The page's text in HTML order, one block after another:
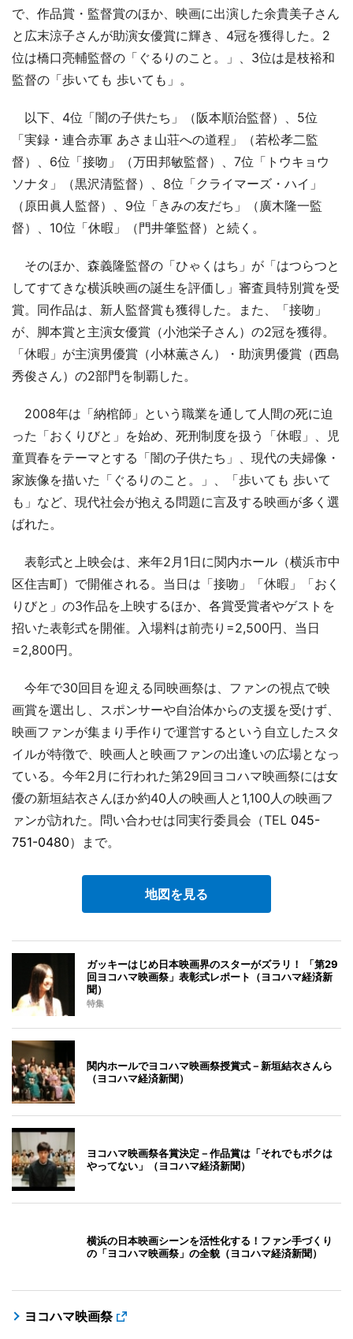
で、作品賞・監督賞のほか、映画に出演した余貴美子さん
と広末涼子さんが助演女優賞に輝き、4冠を獲得した。2
位は橋口亮輔監督の「ぐるりのこと。」、3位は是枝裕和
監督の「歩いても 歩いても」。
以下、4位「闇の子供たち」（阪本順治監督）、5位
「実録・連合赤軍 あさま山荘への道程」（若松孝二監
督）、6位「接吻」（万田邦敏監督）、7位「トウキョウ
ソナタ」（黒沢清監督）、8位「クライマーズ・ハイ」
（原田眞人監督）、9位「きみの友だち」（廣木隆一監
督）、10位「休暇」（門井肇監督）と続く。
そのほか、森義隆監督の「ひゃくはち」が「はつらつと
してすてきな横浜映画の誕生を評価し」審査員特別賞を受
賞。同作品は、新人監督賞も獲得した。また、「接吻」
が、脚本賞と主演女優賞（小池栄子さん）の2冠を獲得。
「休暇」が主演男優賞（小林薫さん）・助演男優賞（西島
秀俊さん）の2部門を制覇した。
2008年は「納棺師」という職業を通して人間の死に迫
った「おくりびと」を始め、死刑制度を扱う「休暇」、児
童買春をテーマとする「闇の子供たち」、現代の夫婦像・
家族像を描いた「ぐるりのこと。」、「歩いても 歩いて
も」など、現代社会が抱える問題に言及する映画が多く選
ばれた。
表彰式と上映会は、来年2月1日に関内ホール（横浜市中
区住吉町）で開催される。当日は「接吻」「休暇」「おく
りびと」の3作品を上映するほか、各賞受賞者やゲストを
招いた表彰式を開催。入場料は前売り=2,500円、当日
=2,800円。
今年で30回目を迎える同映画祭は、ファンの視点で映
画賞を選出し、スポンサーや自治体からの支援を受けず、
映画ファンが集まり手作りで運営するという自立したスタ
イルが特徴で、映画人と映画ファンの出逢いの広場となっ
ている。今年2月に行われた第29回ヨコハマ映画祭には女
優の新垣結衣さんほか約40人の映画人と1,100人の映画フ
ァンが訪れた。問い合わせは同実行委員会（TEL 045-
751-0480）まで。
地図を見る
ガッキーはじめ日本映画界のスターがズラリ！ 「第29
回ヨコハマ映画祭」表彰式レポート（ヨコハマ経済新
聞）
特集
関内ホールでヨコハマ映画祭授賞式－新垣結衣さんら
（ヨコハマ経済新聞）
ヨコハマ映画祭各賞決定－作品賞は「それでもボクは
やってない」（ヨコハマ経済新聞）
横浜の日本映画シーンを活性化する！ファン手づくり
の「ヨコハマ映画祭」の全貌（ヨコハマ経済新聞）
ヨコハマ映画祭